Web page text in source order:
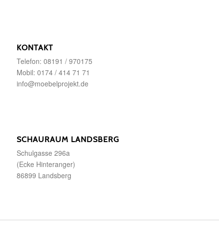
KONTAKT
Telefon: 08191 / 970175
Mobil: 0174 / 414 71 71
info@moebelprojekt.de
SCHAURAUM LANDSBERG
Schulgasse 296a
(Ecke Hinteranger)
86899 Landsberg